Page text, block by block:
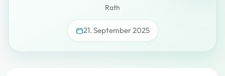
Rath
21. September 2025